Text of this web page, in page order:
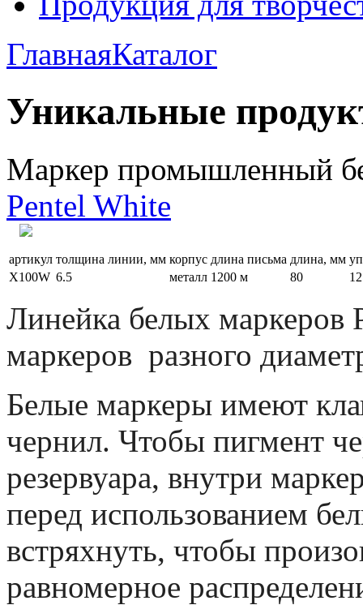
ГлавнаяКаталог
Уникальные
Маркер промышленный
Pentel White
артикул толщина линии, мм корпус длина письма длина, мм
X100W 6.5 металл 1200 м 80 12
Линейка белых маркеров
маркеров разного
Белые маркеры имеют
чернил. Чтобы пигмент
резервуара, внутри
перед использованием
встряхнуть, чтобы
равномерное